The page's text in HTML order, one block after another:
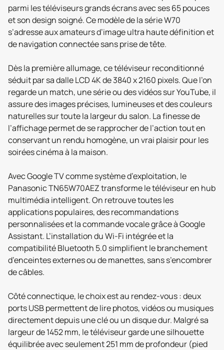
parmi les téléviseurs grands écrans avec ses 65 pouces
et son design soigné. Ce modèle de la série W70
s’adresse aux amateurs d’image ultra haute définition et
de navigation connectée sans prise de tête.
Dès la première allumage, ce téléviseur reconditionné
séduit par sa dalle LCD 4K de 3840 x 2160 pixels. Que l’on
regarde un match, une série ou des vidéos sur YouTube, il
assure des images précises, lumineuses et des couleurs
naturelles sur toute la largeur du salon. La finesse de
l’affichage permet de se rapprocher de l’action tout en
conservant un rendu homogène, un vrai plaisir pour les
soirées cinéma à la maison.
Avec Google TV comme système d’exploitation, le
Panasonic TN65W70AEZ transforme le téléviseur en hub
multimédia intelligent. On retrouve toutes les
applications populaires, des recommandations
personnalisées et la commande vocale grâce à Google
Assistant. L’installation du Wi-Fi intégrée et la
compatibilité Bluetooth 5.0 simplifient le branchement
d’enceintes externes ou de manettes, sans s’encombrer
de câbles.
Côté connectique, le choix est au rendez-vous : deux
ports USB permettent de lire photos, vidéos ou musiques
directement depuis une clé ou un disque dur. Malgré sa
largeur de 1452 mm, le téléviseur garde une silhouette
équilibrée avec seulement 251 mm de profondeur (pied